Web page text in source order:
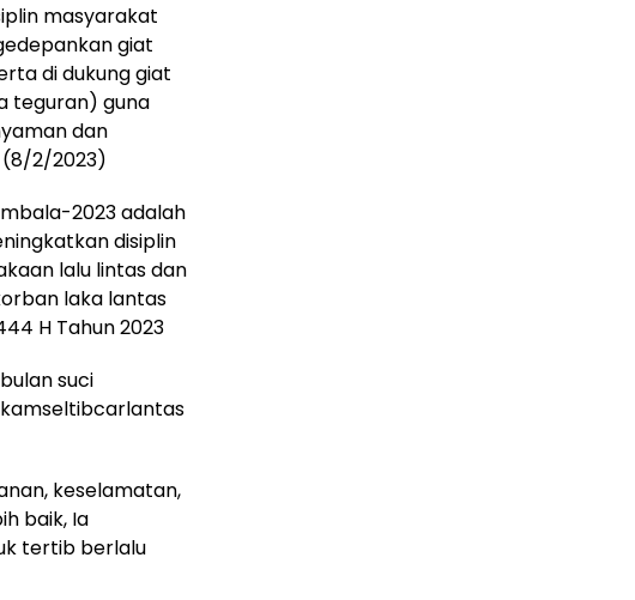
masyarakat
giat
di dukung giat
teguran) guna
dan
(8/2/2023)
2023 adalah
disiplin
lalu lintas dan
laka lantas
H Tahun 2023
suci
keselamatan,
baik, Ia
tertib berlalu